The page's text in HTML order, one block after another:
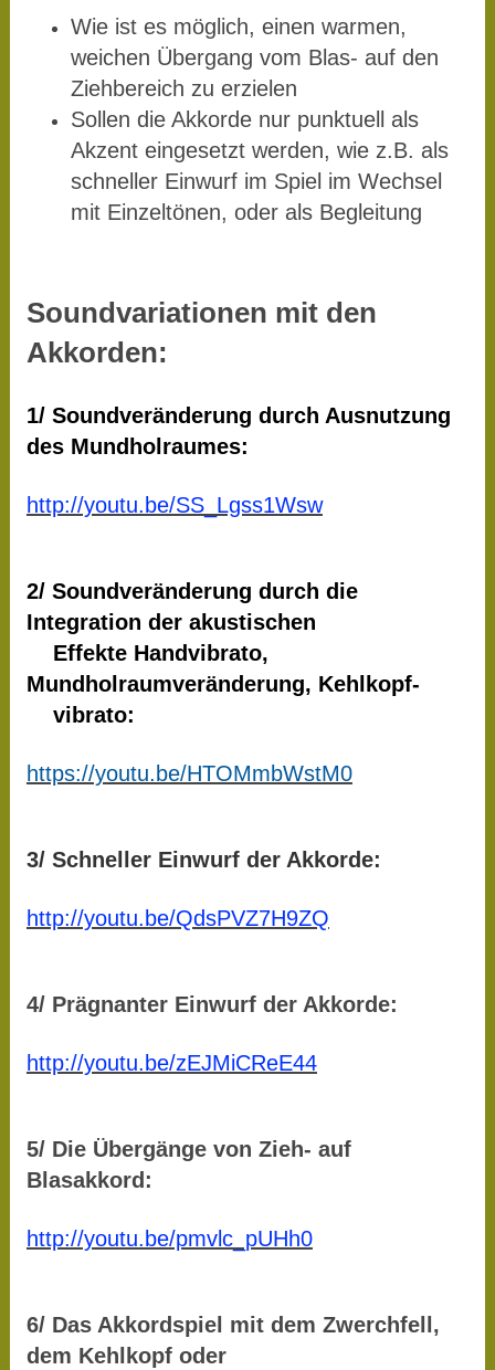
Wie ist es möglich, einen warmen,
weichen Übergang vom Blas- auf den
Ziehbereich zu erzielen
Sollen die Akkorde nur punktuell als
Akzent eingesetzt werden, wie z.B. als
schneller Einwurf im Spiel im Wechsel
mit Einzeltönen, oder als Begleitung
Soundvariationen mit den
Akkorden:
1/ Soundveränderung durch Ausnutzung
des Mundholraumes:
http://youtu.be/SS_Lgss1Wsw
2/ Soundveränderung durch die
Integration der akustischen
Effekte Handvibrato,
Mundholraumveränderung, Kehlkopf-
vibrato:
https://youtu.be/HTOMmbWstM0
3/ Schneller Einwurf der Akkorde:
http://youtu.be/QdsPVZ7H9ZQ
4/ Prägnanter Einwurf der Akkorde:
http://youtu.be/zEJMiCReE44
5/ Die Übergänge von Zieh- auf
Blasakkord:
http://youtu.be/pmvlc_pUHh0
6/ Das Akkordspiel mit dem Zwerchfell,
dem Kehlkopf oder